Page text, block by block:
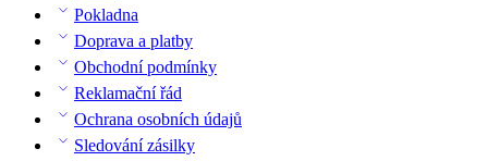
Pokladna
Doprava a platby
Obchodní podmínky
Reklamační řád
Ochrana osobních údajů
Sledování zásilky